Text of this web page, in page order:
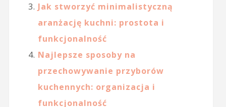
Jak stworzyć minimalistyczną
aranżację kuchni: prostota i
funkcjonalność
Najlepsze sposoby na
przechowywanie przyborów
kuchennych: organizacja i
funkcjonalność